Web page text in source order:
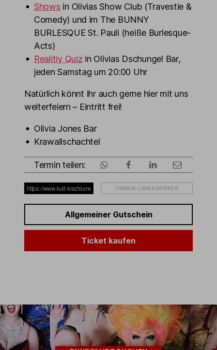
Shows in Olivias Show Club (Travestie &
Comedy) und im The BUNNY
BURLESQUE St. Pauli (heiße Burlesque-
Acts)
Realitiy Quiz in Olivias Dschungel Bar,
jeden Samstag um 20:00 Uhr
Natürlich könnt ihr auch gerne hier mit uns
weiterfeiern – Eintritt frei!
Olivia Jones Bar
Krawallschachtel
Termin teilen:
TERMIN-LINK KOPIEREN
Allgemeiner Gutschein
Ticket kaufen